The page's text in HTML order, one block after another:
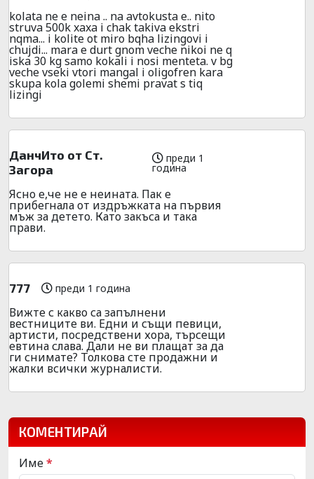
kolata ne e neina .. na avtokusta e.. nito
struva 500k xaxa i chak takiva ekstri
nqma... i kolite ot miro bqha lizingovi i
chujdi... mara e durt gnom veche nikoi ne q
iska 30 kg samo kokali i nosi menteta. v bg
veche vseki vtori mangal i oligofren kara
skupa kola golemi shemi pravat s tiq
lizingi
ДанчИто от Ст.
Загора
преди 1
година
Ясно е,че не е неината. Пак е
прибегнала от издръжката на първия
мъж за детето. Като закъса и така
прави.
777 преди 1 година
Вижте с какво са запълнени
вестниците ви. Едни и същи певици,
артисти, посредствени хора, търсещи
евтина слава. Дали не ви плащат за да
ги снимате? Толкова сте продажни и
жалки всички журналисти.
КОМЕНТИРАЙ
Име*